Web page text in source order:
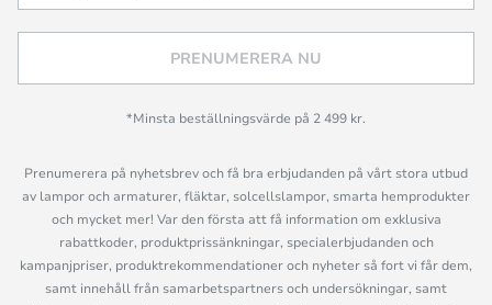
PRENUMERERA NU
*Minsta beställningsvärde på 2 499 kr.
Prenumerera på nyhetsbrev och få bra erbjudanden på vårt stora utbud
av lampor och armaturer, fläktar, solcellslampor, smarta hemprodukter
och mycket mer! Var den första att få information om exklusiva
rabattkoder, produktprissänkningar, specialerbjudanden och
kampanjpriser, produktrekommendationer och nyheter så fort vi får dem,
samt innehåll från samarbetspartners och undersökningar, samt